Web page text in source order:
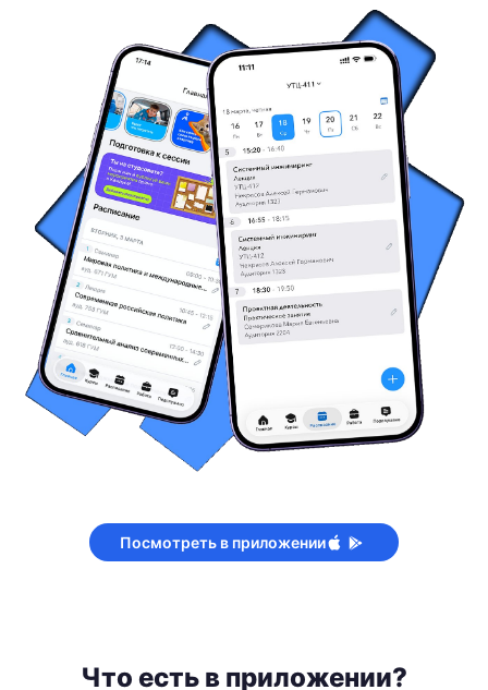
Посмотреть в приложении
Что есть в приложении?